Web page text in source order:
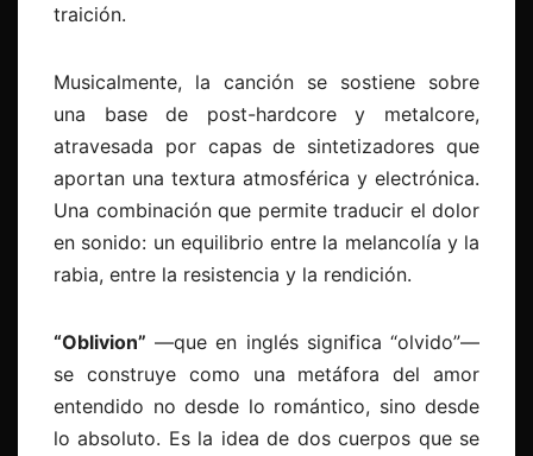
traición.
Musicalmente, la canción se sostiene sobre
una base de post-hardcore y metalcore,
atravesada por capas de sintetizadores que
aportan una textura atmosférica y electrónica.
Una combinación que permite traducir el dolor
en sonido: un equilibrio entre la melancolía y la
rabia, entre la resistencia y la rendición.
“Oblivion” —que en inglés significa “olvido”—
se construye como una metáfora del amor
entendido no desde lo romántico, sino desde
lo absoluto. Es la idea de dos cuerpos que se